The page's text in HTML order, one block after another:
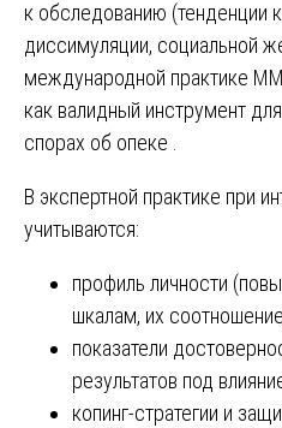
к обследованию (тенденции к
диссимуляции, социальной
международной практике
как валидный инструмент
спорах об опеке .
В экспертной практике при
учитываются:
профиль личности
шкалам, их
показатели
результатов под
копинг-стратегии и